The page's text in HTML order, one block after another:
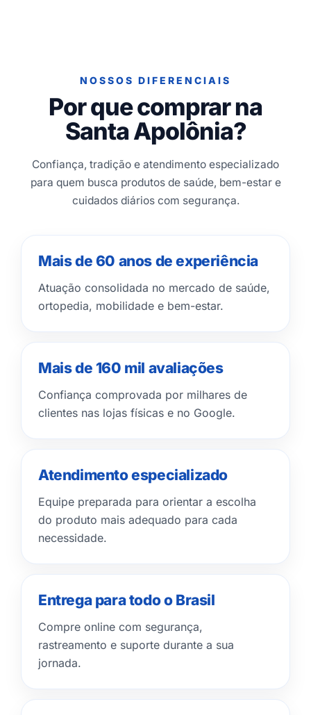
NOSSOS DIFERENCIAIS
Por que comprar na
Santa Apolônia?
Confiança, tradição e atendimento especializado
para quem busca produtos de saúde, bem-estar e
cuidados diários com segurança.
Mais de 60 anos de experiência
Atuação consolidada no mercado de saúde,
ortopedia, mobilidade e bem-estar.
Mais de 160 mil avaliações
Confiança comprovada por milhares de
clientes nas lojas físicas e no Google.
Atendimento especializado
Equipe preparada para orientar a escolha
do produto mais adequado para cada
necessidade.
Entrega para todo o Brasil
Compre online com segurança,
rastreamento e suporte durante a sua
jornada.